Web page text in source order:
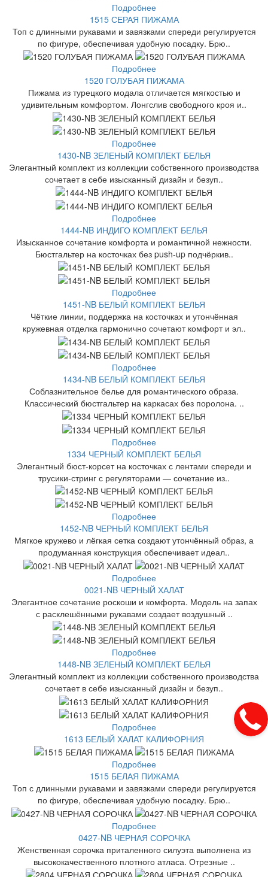
Подробнее
1515 СЕРАЯ ПИЖАМА
Топ с длинными рукавами и завязками спереди регулируется
по фигуре, обеспечивая удобную посадку. Брю..
Подробнее
1520 ГОЛУБАЯ ПИЖАМА
Пижама из турецкого модала отличается мягкостью и
удивительным комфортом. Лонгслив свободного кроя и..
Подробнее
1430-NB ЗЕЛЕНЫЙ КОМПЛЕКТ БЕЛЬЯ
Элегантный комплект из коллекции собственного производства
сочетает в себе изысканный дизайн и безуп..
Подробнее
1444-NB ИНДИГО КОМПЛЕКТ БЕЛЬЯ
Изысканное сочетание комфорта и романтичной нежности.
Бюстгальтер на косточках без push-up подчёркив..
Подробнее
1451-NB БЕЛЫЙ КОМПЛЕКТ БЕЛЬЯ
Чёткие линии, поддержка на косточках и утончённая
кружевная отделка гармонично сочетают комфорт и эл..
Подробнее
1434-NB БЕЛЫЙ КОМПЛЕКТ БЕЛЬЯ
Соблазнительное белье для романтического образа.
Классический бюстгальтер на каркасах без поролона. ..
Подробнее
1334 ЧЕРНЫЙ КОМПЛЕКТ БЕЛЬЯ
Элегантный бюст-корсет на косточках с лентами спереди и
трусики-стринг с регуляторами — сочетание из..
Подробнее
1452-NB ЧЕРНЫЙ КОМПЛЕКТ БЕЛЬЯ
Мягкое кружево и лёгкая сетка создают утончённый образ, а
продуманная конструкция обеспечивает идеал..
Подробнее
0021-NB ЧЕРНЫЙ ХАЛАТ
Элегантное сочетание роскоши и комфорта. Модель на запах
с расклешёнными рукавами создает воздушный ..
Подробнее
1448-NB ЗЕЛЕНЫЙ КОМПЛЕКТ БЕЛЬЯ
Элегантный комплект из коллекции собственного производства
сочетает в себе изысканный дизайн и безуп..
Подробнее
1613 БЕЛЫЙ ХАЛАТ КАЛИФОРНИЯ
Подробнее
1515 БЕЛАЯ ПИЖАМА
Топ с длинными рукавами и завязками спереди регулируется
по фигуре, обеспечивая удобную посадку. Брю..
Подробнее
0427-NB ЧЕРНАЯ СОРОЧКА
Женственная сорочка приталенного силуэта выполнена из
высококачественного плотного атласа. Отрезные ..